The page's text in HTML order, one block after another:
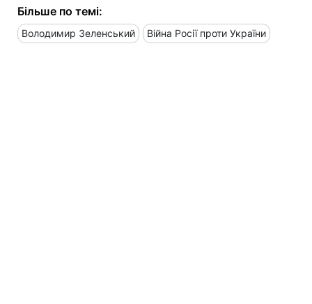
Більше по темі:
Володимир Зеленський Війна Росії проти України